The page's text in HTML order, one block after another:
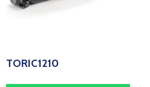
TORIC1210